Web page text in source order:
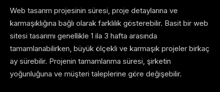
Web tasarım projesinin süresi, proje detaylarına ve
karmaşıklığına bağlı olarak farklılık gösterebilir. Basit bir web
sitesi tasarımı genellikle 1 ila 3 hafta arasında
tamamlanabilirken, büyük ölçekli ve karmaşık projeler birkaç
ay sürebilir. Projenin tamamlanma süresi, şirketin
yoğunluğuna ve müşteri taleplerine göre değişebilir.